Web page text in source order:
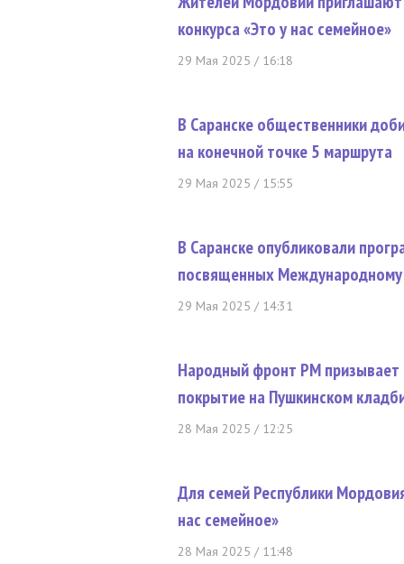
конкурса «Это у нас семейное»
29 Мая 2025 / 16:18
В Саранске общественники
на конечной точке 5 маршрута
29 Мая 2025 / 15:55
В Саранске опубликовали
посвященных
29 Мая 2025 / 14:31
Народный фронт РМ призывает
покрытие на Пушкинском
28 Мая 2025 / 12:25
Для семей Республики
нас семейное»
28 Мая 2025 / 11:48